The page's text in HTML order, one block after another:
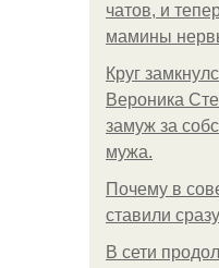
чатов, и
мамины
Круг
Вероника
замуж за
мужа.
Почему в
ставили
В сети